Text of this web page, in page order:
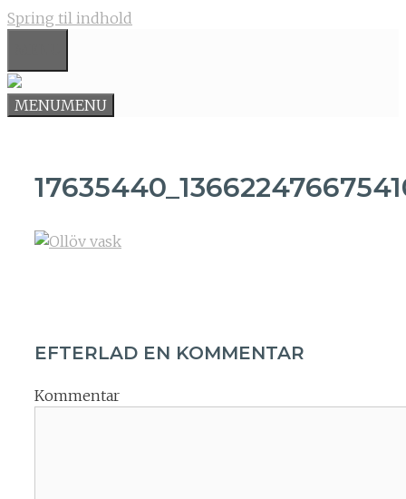
Spring til indhold
MENUMENU
EFTERLAD EN KOMMENTAR
Kommentar